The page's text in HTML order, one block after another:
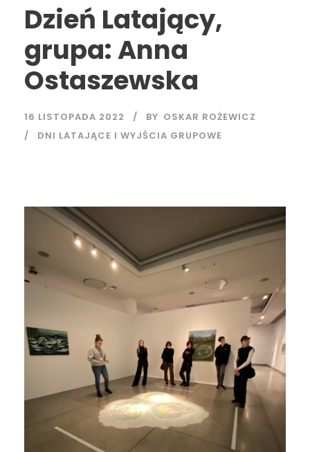
Dzień Latający,
grupa: Anna
Ostaszewska
16 LISTOPADA 2022 BY OSKAR ROŻEWICZ
DNI LATAJĄCE I WYJŚCIA GRUPOWE